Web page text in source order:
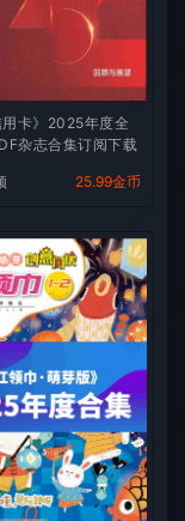
用卡》2025年度全
杂志合集订阅下载
25.99金币
微刊杂
微刊杂
微刊杂
微刊杂